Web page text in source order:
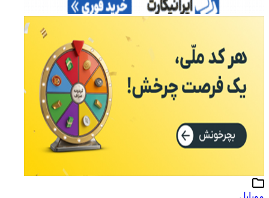
موبایل